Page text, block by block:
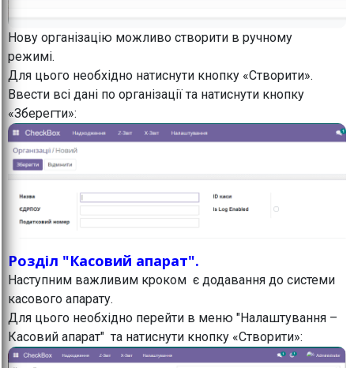
Нову організацію можливо створити в ручному
режимі.
Для цього необхідно натиснути кнопку «Створити».
Ввести всі дані по організації та натиснути кнопку
«Зберегти»:
Розділ "Касовий апарат".
Наступним важливим кроком є додавання до системи
касового апарату.
Для цього необхідно перейти в меню "Налаштування –
Касовий апарат" та натиснути кнопку «Створити»: